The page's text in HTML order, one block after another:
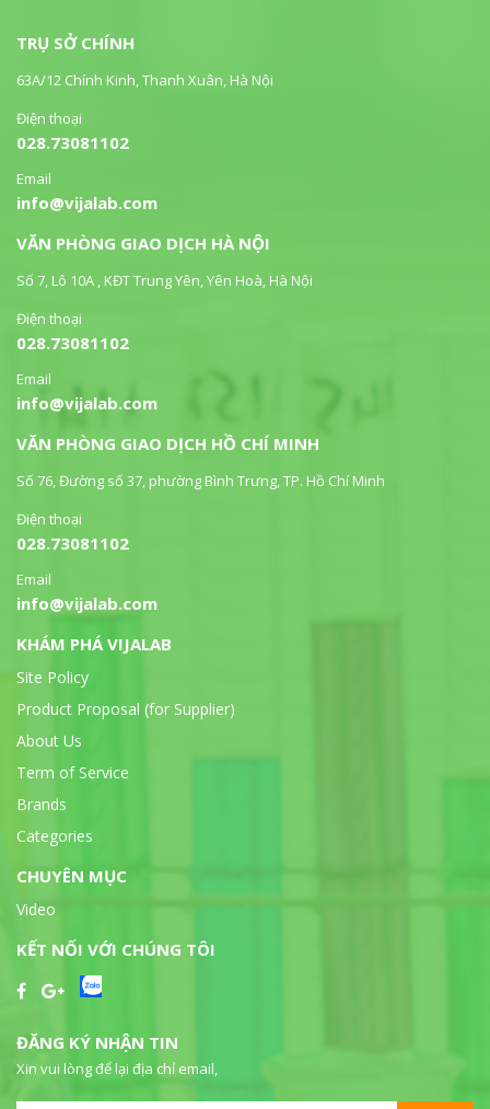
TRỤ SỞ CHÍNH
63A/12 Chính Kinh, Thanh Xuân, Hà Nội
Điện thoại
028.73081102
Email
info@vijalab.com
VĂN PHÒNG GIAO DỊCH HÀ NỘI
Số 7, Lô 10A , KĐT Trung Yên, Yên Hoà, Hà Nội
Điện thoại
028.73081102
Email
info@vijalab.com
VĂN PHÒNG GIAO DỊCH HỒ CHÍ MINH
Số 76, Đường số 37, phường Bình Trưng, TP. Hồ Chí Minh
Điện thoại
028.73081102
Email
info@vijalab.com
KHÁM PHÁ VIJALAB
Site Policy
Product Proposal (for Supplier)
About Us
Term of Service
Brands
Categories
CHUYÊN MỤC
Video
KẾT NỐI VỚI CHÚNG TÔI
ĐĂNG KÝ NHẬN TIN
Xin vui lòng để lại địa chỉ email,